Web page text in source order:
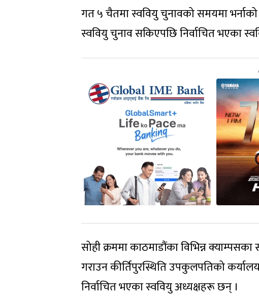
गत ५ चैतमा स्ववियु चुनावको समयमा
स्ववियु चुनाव सकिएपछि निर्वाचित भएका
सोही क्रममा काठमाडौंका विभिन्न
गराउन कीर्तिपुरस्थिति उपकुलपतिको
निर्वाचित भएका स्ववियु अध्यक्षहरू छन् ।